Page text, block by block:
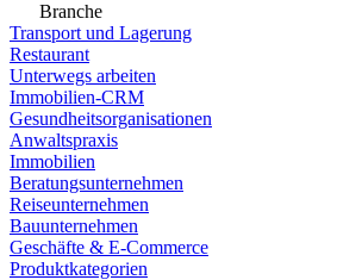
Branche
Transport und Lagerung
Restaurant
Unterwegs arbeiten
Immobilien-CRM
Gesundheitsorganisationen
Anwaltspraxis
Immobilien
Beratungsunternehmen
Reiseunternehmen
Bauunternehmen
Geschäfte & E-Commerce
Produktkategorien